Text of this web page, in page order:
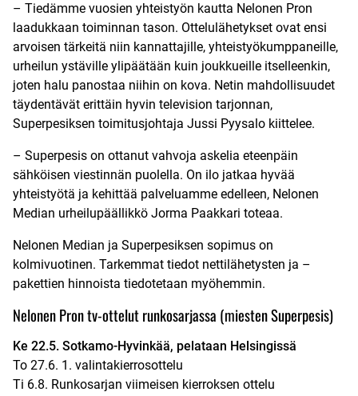
– Tiedämme vuosien yhteistyön kautta Nelonen Pron
laadukkaan toiminnan tason. Ottelulähetykset ovat ensi
arvoisen tärkeitä niin kannattajille, yhteistyökumppaneille,
urheilun ystäville ylipäätään kuin joukkueille itselleenkin,
joten halu panostaa niihin on kova. Netin mahdollisuudet
täydentävät erittäin hyvin television tarjonnan,
Superpesiksen toimitusjohtaja Jussi Pyysalo kiittelee.
– Superpesis on ottanut vahvoja askelia eteenpäin
sähköisen viestinnän puolella. On ilo jatkaa hyvää
yhteistyötä ja kehittää palveluamme edelleen, Nelonen
Median urheilupäällikkö Jorma Paakkari toteaa.
Nelonen Median ja Superpesiksen sopimus on
kolmivuotinen. Tarkemmat tiedot nettilähetysten ja –
pakettien hinnoista tiedotetaan myöhemmin.
Nelonen Pron tv-ottelut runkosarjassa (miesten Superpesis)
Ke 22.5. Sotkamo-Hyvinkää, pelataan Helsingissä
To 27.6. 1. valintakierrosottelu
Ti 6.8. Runkosarjan viimeisen kierroksen ottelu